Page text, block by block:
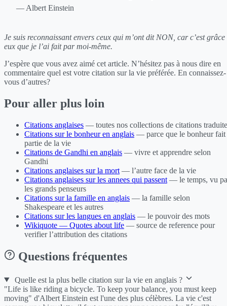
— Albert Einstein
Je suis reconnaissant envers ceux qui m’ont dit NON, car c’est grâce
eux que je l’ai fait par moi-même.
J’espère que vous avez aimé cet article. N’hésitez pas à nous dire en
commentaire quel est votre citation sur la vie préférée. En connaissez-
vous d’autres?
Pour aller plus loin
Citations anglaises — toutes nos collections de citations
Citations sur le bonheur en anglais — parce que le bonheur fait
partie de la vie
Citations de Gandhi en anglais — vivre et apprendre selon
Gandhi
Citations anglaises sur la mort — l’autre face de la vie
Citations anglaises sur les annees qui passent — le temps, vu
les grands penseurs
Citations sur la famille en anglais — la famille selon
Shakespeare et les autres
Citations sur les langues en anglais — le pouvoir des mots
Wikiquote — Quotes about life — source de reference pour
verifier l’attribution des citations
Questions fréquentes
Quelle est la plus belle citation sur la vie en anglais ?
"Life is like riding a bicycle. To keep your balance, you must keep
moving" d'Albert Einstein est l'une des plus célèbres. La vie c'est